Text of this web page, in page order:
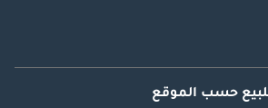
حسب الموقع